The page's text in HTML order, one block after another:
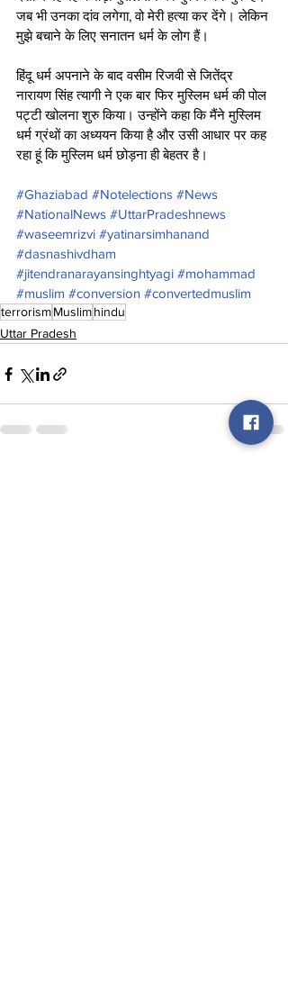
जब भी उनका दांव लगेगा, वो मेरी हत्या कर देंगे। लेकिन
मुझे बचाने के लिए सनातन धर्म के लोग हैं।
हिंदू धर्म अपनाने के बाद वसीम रिजवी से जितेंद्र
नारायण सिंह त्यागी ने एक बार फिर मुस्लिम धर्म की पोल
पट्टी खोलना शुरु किया। उन्होंने कहा कि मैंने मुस्लिम
धर्म ग्रंथों का अध्ययन किया है और उसी आधार पर कह
रहा हूं कि मुस्लिम धर्म छोड़ना ही बेहतर है।
#Ghaziabad #Notelections #News
#NationalNews #UttarPradeshnews
#waseemrizvi #yatinarsimhanand
#dasnashivdham
#jitendranarayansinghtyagi #mohammad
#muslim #conversion #convertedmuslim
terrorismMuslimhindu
Uttar Pradesh